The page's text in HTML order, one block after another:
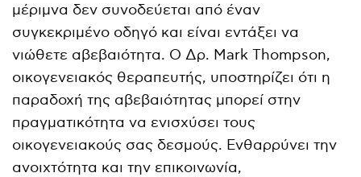
μέριμνα δεν συνοδεύεται από έναν
συγκεκριμένο οδηγό και είναι εντάξει να
νιώθετε αβεβαιότητα. Ο Δρ. Mark Thompson,
οικογενειακός θεραπευτής, υποστηρίζει ότι η
παραδοχή της αβεβαιότητας μπορεί στην
πραγματικότητα να ενισχύσει τους
οικογενειακούς σας δεσμούς. Ενθαρρύνει την
ανοιχτότητα και την επικοινωνία,